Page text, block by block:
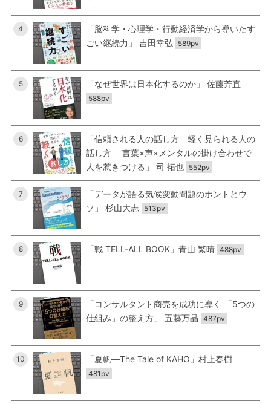
4
「脳科学・心理学・行動経済学から導いたす
ごい継続力」 吉田幸弘
589pv
5 「なぜ世界は日本化するのか」 佐藤芳直
588pv
6
「信頼される人の話し方 軽く見られる人の
話し方 言葉×声×メンタルの掛け合わせで
人を惹きつける」 司 拓也 552pv
7
「データが語る気候変動問題のホントとウ
ソ」 杉山大志 513pv
8 「戦 TELL-ALL BOOK」青山 繁晴 488pv
9
「コンサルタント商売を成功に導く 「5つの
仕組み」の整え方」 五藤万晶 487pv
10 「夏帆―The Tale of KAHO」村上春樹
481pv